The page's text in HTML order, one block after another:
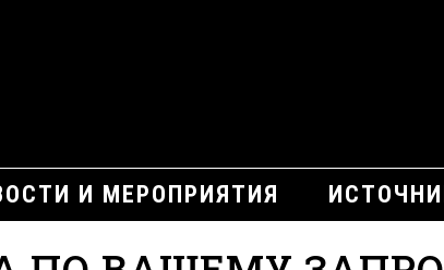
И МЕРОПРИЯТИЯ